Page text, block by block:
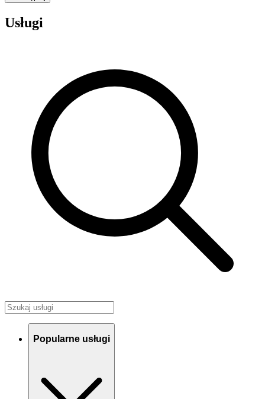
Usługi
Popularne usługi